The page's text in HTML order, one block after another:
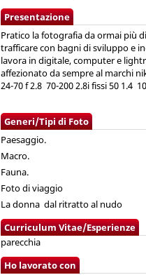
Presentazione
Pratico la fotografia da ormai più
trafficare con bagni di sviluppo e
lavora in digitale, computer e
affezionato da sempre al marchi
24-70 f 2.8 70-200 2.8i fissi
Generi/Tipi di Foto
Paesaggio.
Macro.
Fauna.
Foto di viaggio
La donna dal ritratto al nudo
Curriculum Vitae/Esperienze
parecchia
Ho lavorato con